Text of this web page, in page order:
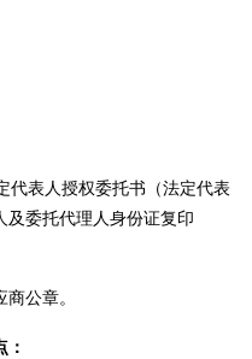
代表人授权委托书（法定代表
及委托代理人身份证复印
公章。
：